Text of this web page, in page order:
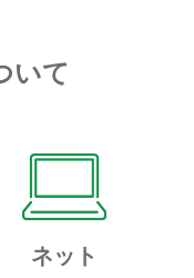
いて
ネット